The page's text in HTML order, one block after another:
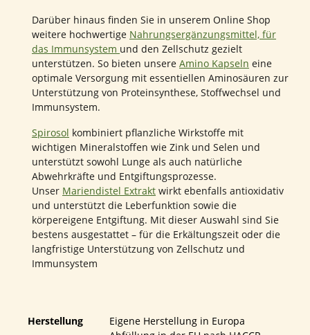
Darüber hinaus finden Sie in unserem Online Shop
weitere hochwertige Nahrungsergänzungsmittel, für
das Immunsystem und den Zellschutz gezielt
unterstützen. So bieten unsere Amino Kapseln eine
optimale Versorgung mit essentiellen Aminosäuren zur
Unterstützung von Proteinsynthese, Stoffwechsel und
Immunsystem.
Spirosol kombiniert pflanzliche Wirkstoffe mit
wichtigen Mineralstoffen wie Zink und Selen und
unterstützt sowohl Lunge als auch natürliche
Abwehrkräfte und Entgiftungsprozesse.
Unser Mariendistel Extrakt wirkt ebenfalls antioxidativ
und unterstützt die Leberfunktion sowie die
körpereigene Entgiftung. Mit dieser Auswahl sind Sie
bestens ausgestattet – für die Erkältungszeit oder die
langfristige Unterstützung von Zellschutz und
Immunsystem
Herstellung
Eigene Herstellung in Europa